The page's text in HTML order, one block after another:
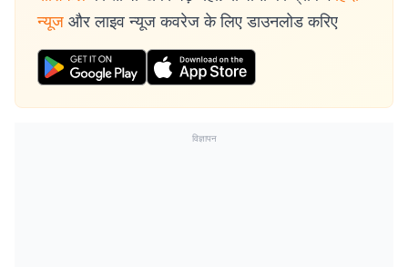
न्यूज और लाइव न्यूज कवरेज के लिए डाउनलोड करिए
विज्ञापन